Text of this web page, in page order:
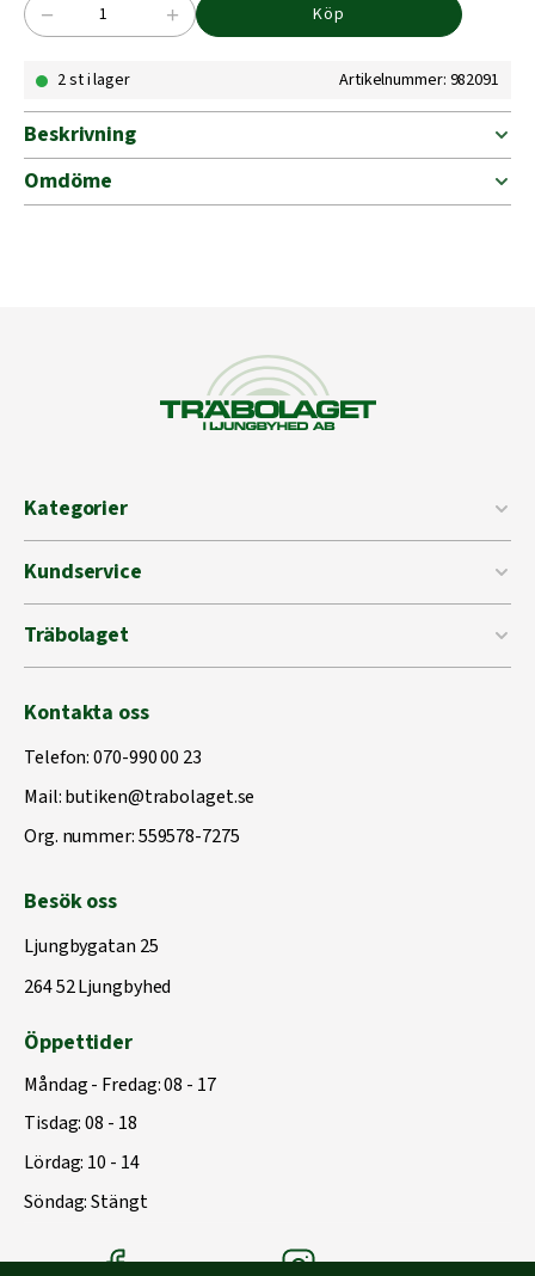
U-
19MM
mängd
− + Köp
2 st i lager Artikelnummer: 982091
Beskrivning
Omdöme
Kategorier
Kundservice
Träbolaget
Kontakta oss
Telefon:070-990 00 23
Mail:butiken@trabolaget.se
Org. nummer: 559578-7275
Besök oss
Ljungbygatan 25
264 52 Ljungbyhed
Öppettider
Måndag - Fredag: 08 - 17
Tisdag: 08 - 18
Lördag: 10 - 14
Söndag: Stängt